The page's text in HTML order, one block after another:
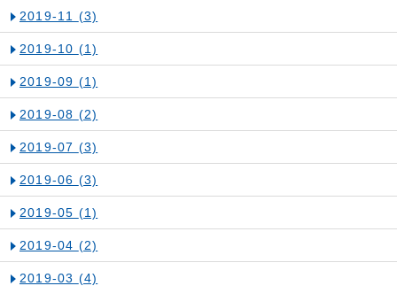
2019-11 (3)
2019-10 (1)
2019-09 (1)
2019-08 (2)
2019-07 (3)
2019-06 (3)
2019-05 (1)
2019-04 (2)
2019-03 (4)